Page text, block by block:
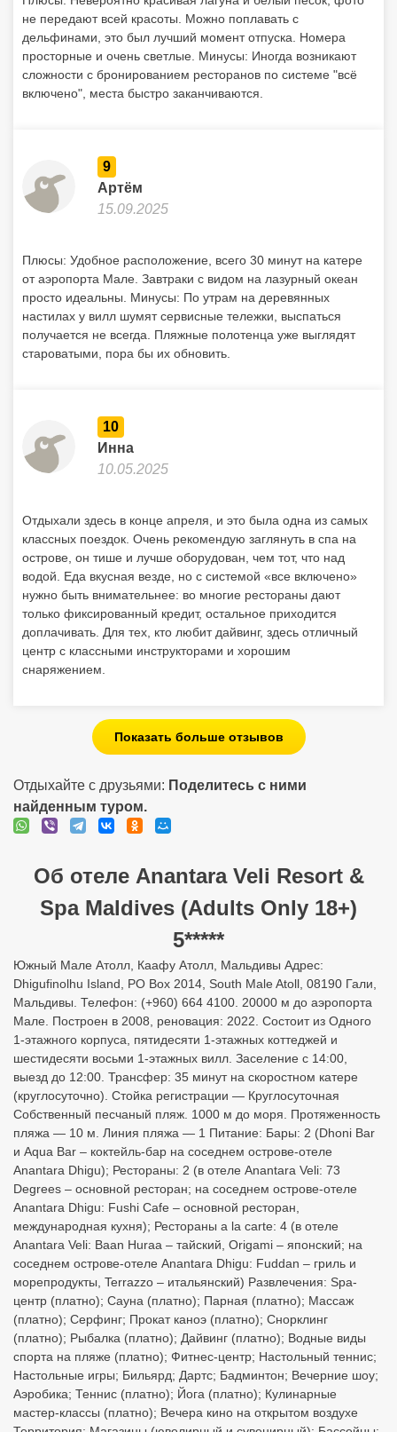
не передают всей красоты. Можно поплавать с
дельфинами, это был лучший момент отпуска. Номера
просторные и очень светлые. Минусы: Иногда возникают
сложности с бронированием ресторанов по системе "всё
включено", места быстро заканчиваются.
9
Артём
15.09.2025
Плюсы: Удобное расположение, всего 30 минут на катере
от аэропорта Мале. Завтраки с видом на лазурный океан
просто идеальны. Минусы: По утрам на деревянных
настилах у вилл шумят сервисные тележки, выспаться
получается не всегда. Пляжные полотенца уже выглядят
староватыми, пора бы их обновить.
10
Инна
10.05.2025
Отдыхали здесь в конце апреля, и это была одна из самых
классных поездок. Очень рекомендую заглянуть в спа на
острове, он тише и лучше оборудован, чем тот, что над
водой. Еда вкусная везде, но с системой «все включено»
нужно быть внимательнее: во многие рестораны дают
только фиксированный кредит, остальное приходится
доплачивать. Для тех, кто любит дайвинг, здесь отличный
центр с классными инструкторами и хорошим
снаряжением.
Показать больше отзывов
Отдыхайте с друзьями: Поделитесь с ними
найденным туром.
Об отеле Anantara Veli Resort &
Spa Maldives (Adults Only 18+)
5*****
Южный Мале Атолл, Каафу Атолл, Мальдивы Адрес:
Dhigufinolhu Island, PO Box 2014, South Male Atoll, 08190 Гали,
Мальдивы. Телефон: (+960) 664 4100. 20000 м до аэропорта
Мале. Построен в 2008, реновация: 2022. Состоит из Одного
1-этажного корпуса, пятидесяти 1-этажных коттеджей и
шестидесяти восьми 1-этажных вилл. Заселение с 14:00,
выезд до 12:00. Трансфер: 35 минут на скоростном катере
(круглосуточно). Стойка регистрации — Круглосуточная
Собственный песчаный пляж. 1000 м до моря. Протяженность
пляжа — 10 м. Линия пляжа — 1 Питание: Бары: 2 (Dhoni Bar
и Aqua Bar – коктейль-бар на соседнем острове-отеле
Anantara Dhigu); Рестораны: 2 (в отеле Anantara Veli: 73
Degrees – основной ресторан; на соседнем острове-отеле
Anantara Dhigu: Fushi Cafе – основной ресторан,
международная кухня); Рестораны a la carte: 4 (в отеле
Anantara Veli: Baan Huraa – тайский, Origami – японский; на
соседнем острове-отеле Anantara Dhigu: Fuddan – гриль и
морепродукты, Terrazzo – итальянский) Развлечения: Spa-
центр (платно); Сауна (платно); Парная (платно); Массаж
(платно); Серфинг; Прокат каноэ (платно); Снорклинг
(платно); Рыбалка (платно); Дайвинг (платно); Водные виды
спорта на пляже (платно); Фитнес-центр; Настольный теннис;
Настольные игры; Бильярд; Дартс; Бадминтон; Вечерние шоу;
Аэробика; Теннис (платно); Йога (платно); Кулинарные
мастер-классы (платно); Вечера кино на открытом воздухе